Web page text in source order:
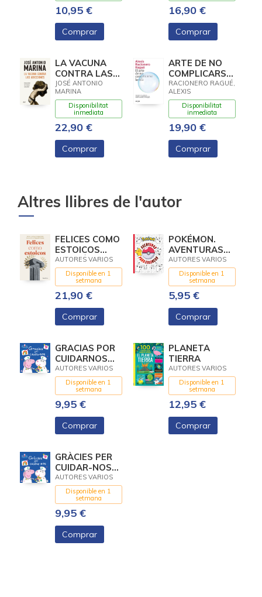
10,95 €
Comprar
16,90 €
Comprar
LA VACUNA
CONTRA LAS
ADICCIONES
JOSÉ ANTONIO
MARINA
Disponibilitat
inmediata
22,90 €
Comprar
ARTE DE NO
COMPLICARSE
LA VIDA, EL
RACIONERO RAGUÉ,
ALEXIS
Disponibilitat
inmediata
19,90 €
Comprar
Altres llibres de l'autor
FELICES COMO
ESTOICOS
(EDICIÓN
ILUSTRADA)
AUTORES VARIOS
Disponible en 1
setmana
21,90 €
Comprar
POKÉMON.
AVENTURAS
PARA
COLOREAR
AUTORES VARIOS
Disponible en 1
setmana
5,95 €
Comprar
GRACIAS POR
CUIDARNOS
(PEPPA PIG)
AUTORES VARIOS
Disponible en 1
setmana
9,95 €
Comprar
PLANETA
TIERRA
AUTORES VARIOS
Disponible en 1
setmana
12,95 €
Comprar
GRÀCIES PER
CUIDAR-NOS
(LA PORQUETA
PEPA.
PRIMERES
LECTURES)
AUTORES VARIOS
Disponible en 1
setmana
9,95 €
Comprar